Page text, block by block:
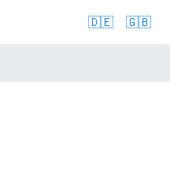
🇩🇪 🇬🇧